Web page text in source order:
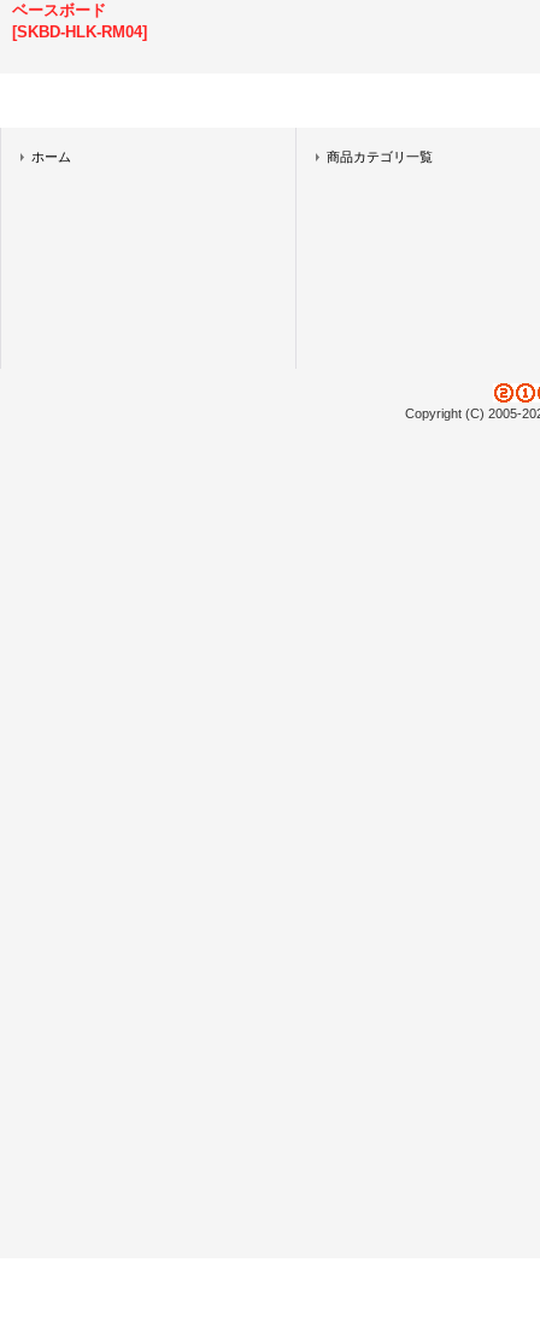
ベースボード
[SKBD-HLK-RM04]
ホーム 商品カテゴリ一覧
Copyright (C) 2005-